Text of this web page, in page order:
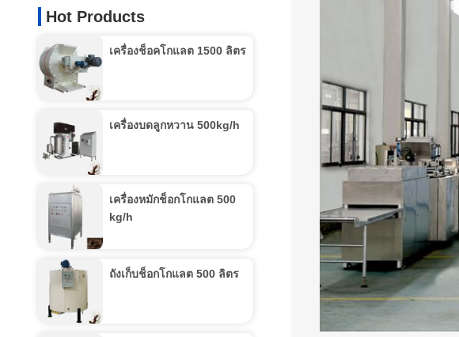
Hot Products
เครื่องช็อคโกแลต 1500 ลิตร
เครื่องบดลูกหวาน 500kg/h
เครื่องหมักช็อกโกแลต 500
kg/h
ถังเก็บช็อกโกแลต 500 ลิตร